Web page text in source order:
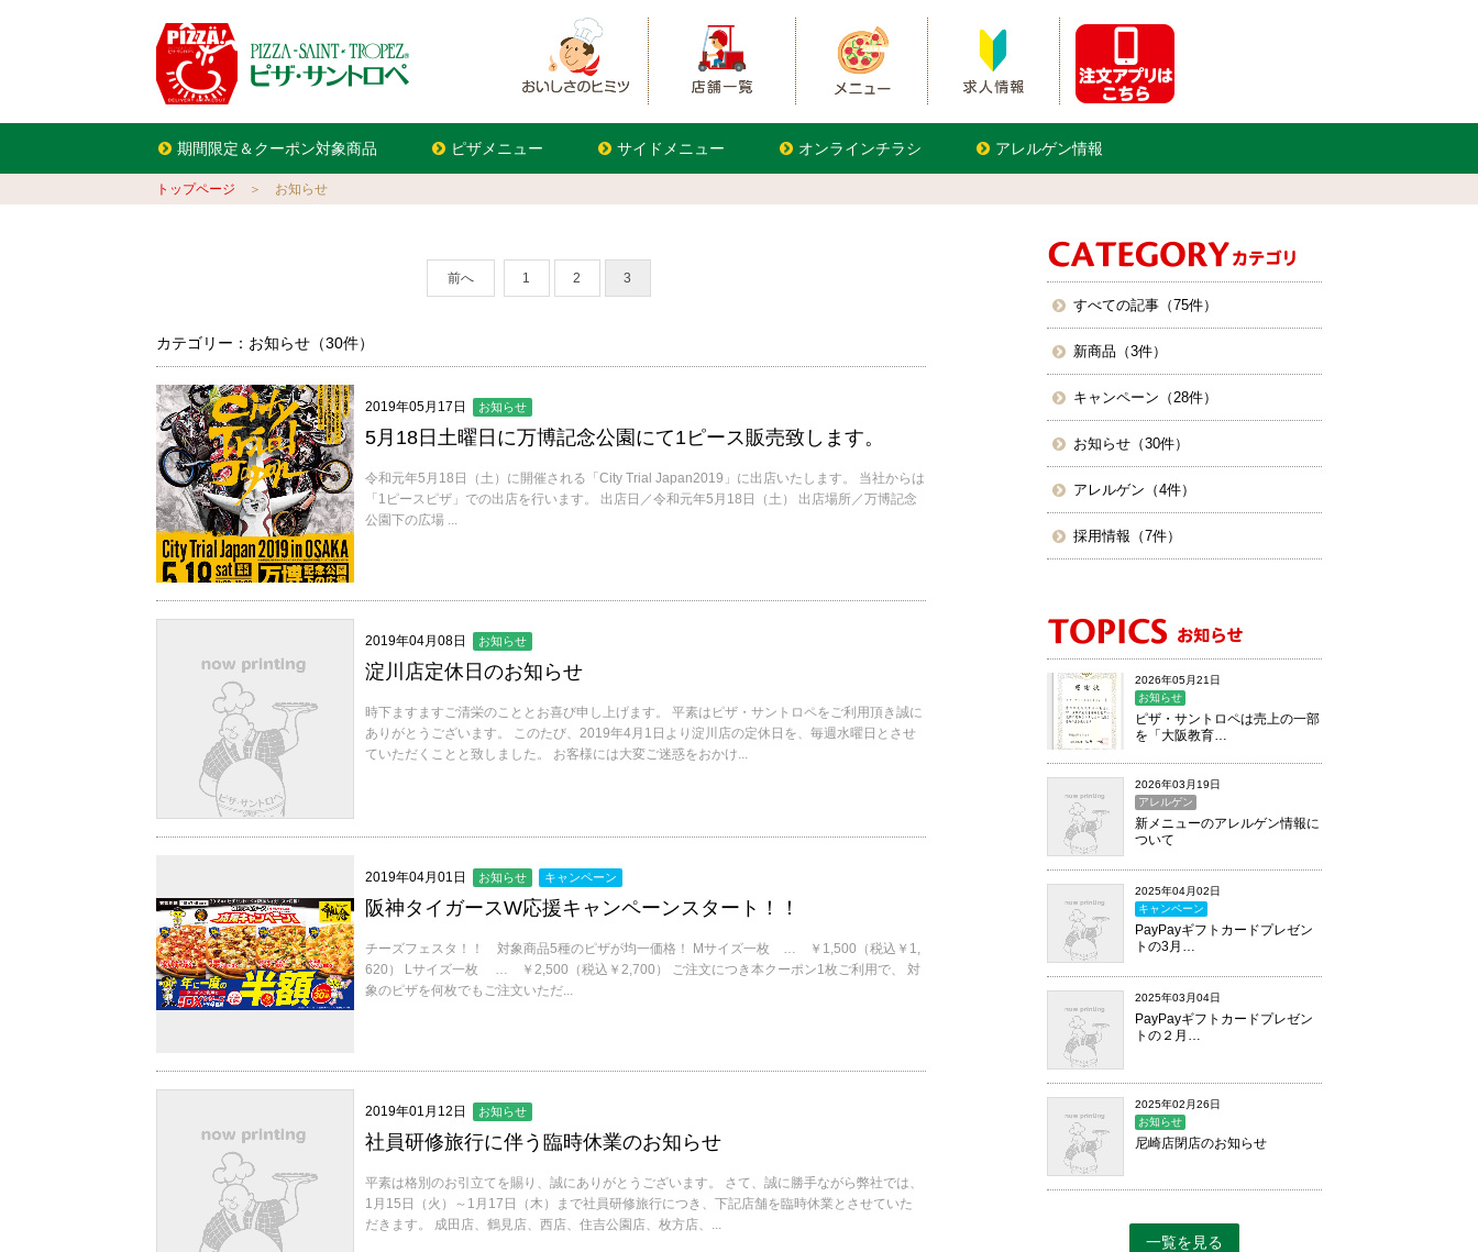
期間限定＆クーポン対象商品 ピザメニュー サイドメニュー オンラインチラシ アレルゲン情報
トップページ ＞ お知らせ
前へ 1 2 3
カテゴリー：お知らせ（30件）
2019年05月17日 お知らせ
5月18日土曜日に万博記念公園にて1ピース販売致します。
令和元年5月18日（土）に開催される「City Trial Japan2019」に出店いたします。 当社からは
「1ピースピザ」での出店を行います。 出店日／令和元年5月18日（土） 出店場所／万博記念
公園下の広場 ...
2019年04月08日 お知らせ
淀川店定休日のお知らせ
時下ますますご清栄のこととお喜び申し上げます。 平素はピザ・サントロペをご利用頂き誠に
ありがとうございます。 このたび、2019年4月1日より淀川店の定休日を、毎週水曜日とさせ
ていただくことと致しました。 お客様には大変ご迷惑をおかけ...
2019年04月01日 お知らせ キャンペーン
阪神タイガースW応援キャンペーンスタート！！
チーズフェスタ！！ 対象商品5種のピザが均一価格！ Mサイズ一枚 … ￥1,500（税込￥1,
620） Lサイズ一枚 … ￥2,500（税込￥2,700） ご注文につき本クーポン1枚ご利用で、 対
象のピザを何枚でもご注文いただ...
2019年01月12日 お知らせ
社員研修旅行に伴う臨時休業のお知らせ
平素は格別のお引立てを賜り、誠にありがとうございます。 さて、誠に勝手ながら弊社では、
1月15日（火）～1月17日（木）まで社員研修旅行につき、下記店舗を臨時休業とさせていた
だきます。 成田店、鶴見店、西店、住吉公園店、枚方店、...
すべての記事（75件）
新商品（3件）
キャンペーン（28件）
お知らせ（30件）
アレルゲン（4件）
採用情報（7件）
2026年05月21日
お知らせ
ピザ・サントロペは売上の一部
を「大阪教育…
2026年03月19日
アレルゲン
新メニューのアレルゲン情報に
ついて
2025年04月02日
キャンペーン
PayPayギフトカードプレゼン
トの3月…
2025年03月04日
PayPayギフトカードプレゼン
トの２月…
2025年02月26日
お知らせ
尼崎店閉店のお知らせ
一覧を見る